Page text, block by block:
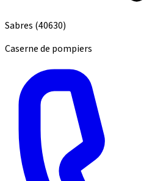
Sabres (40630)
Caserne de pompiers